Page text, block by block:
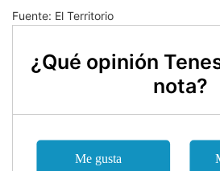
Fuente: El Territorio
¿Qué opinión
nota?